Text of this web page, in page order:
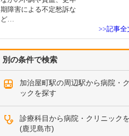
別の条件で検索
加治屋町駅の周辺駅から病院・
ックを探す
診療科目から病院・クリニック
(鹿児島市)
期障害による不定愁訴な
ど…
>>記事全